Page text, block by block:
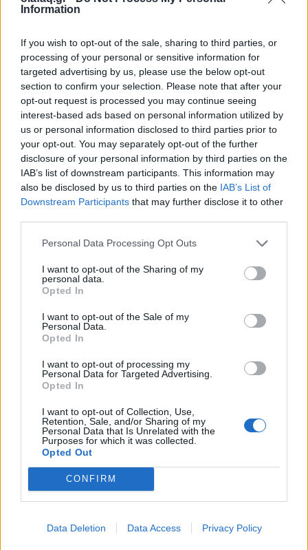
Information
If you wish to opt-out of the sale, sharing to third parties, or
processing of your personal or sensitive information for
targeted advertising by us, please use the below opt-out
section to confirm your selection. Please note that after your
opt-out request is processed you may continue seeing
interest-based ads based on personal information utilized by
us or personal information disclosed to third parties prior to
your opt-out. You may separately opt-out of the further
disclosure of your personal information by third parties on the
IAB’s list of downstream participants. This information may
also be disclosed by us to third parties on the IAB’s List of
Downstream Participants that may further disclose it to other
Personal Data Processing Opt Outs
I want to opt-out of the Sharing of my
personal data.
Opted In
I want to opt-out of the Sale of my
Personal Data.
Opted In
I want to opt-out of processing my
Personal Data for Targeted Advertising.
Opted In
I want to opt-out of Collection, Use,
Retention, Sale, and/or Sharing of my
Personal Data that Is Unrelated with the
Purposes for which it was collected.
Opted Out
CONFIRM
Data Deletion Data Access Privacy Policy
συγκέντρωση ισχύος
02.06.26
Στην πρώτη του εγκύκλιο "Magnifica Humanitas", ο Πάπας
Λέων ΙΔ’ χρησιμοποιεί την ΤΝ ως αφετηρία για να
καταγγείλει την ανισότητα, τον πόλεμο, τη διάβρωση της
δημοκρατίας και τη συγκέντρωση εξουσίας σε
Διεθνή
Το “Ευρωβαρόμετρο” επιβεβαιώνει την
αβεβαιότητα των πολιτών της Ευρώπης
Το νέο "Ευρωβαρόμετρο" καταγράφει με ψυχρή ακρίβεια αυτή
την αντίφαση. Oι πολίτες που ανησυχούν βαθιά για πολέμους,
ακρίβεια και αποσταθεροποίηση, αλλά ταυτόχρονα ζητούν μια
πιο δυνατή, πιο παρούσα Ευ